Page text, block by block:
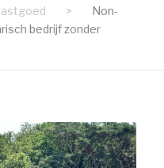
>
Non-
bedrijf zonder